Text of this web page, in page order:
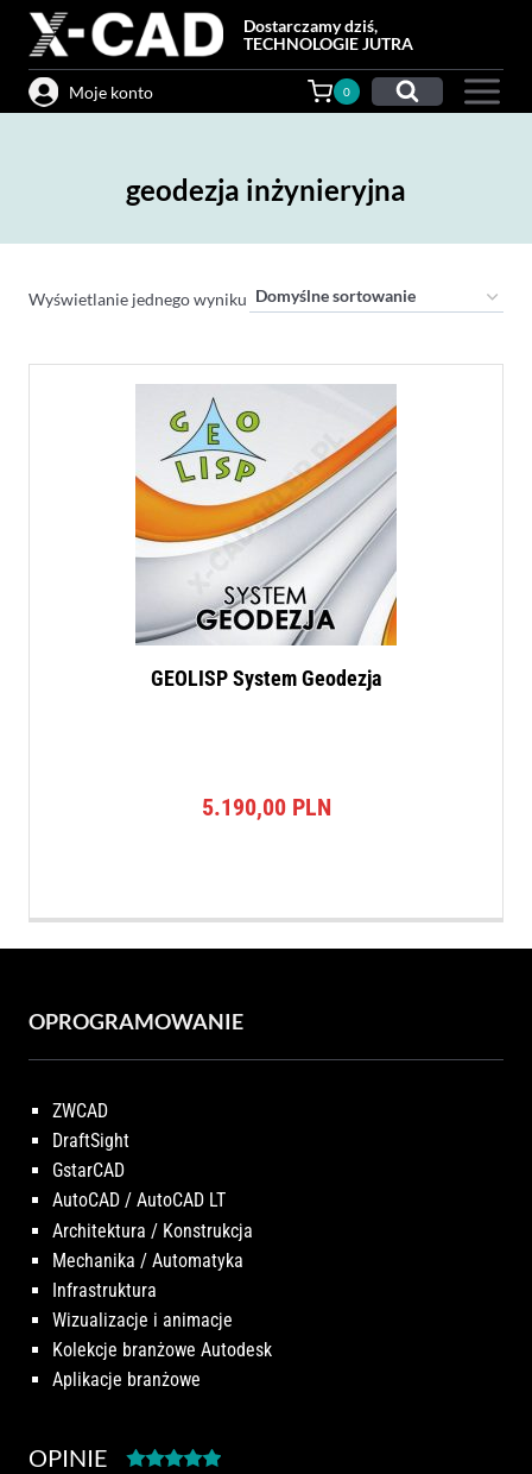
Przejdź
treści
Dostarczamy dziś,
TECHNOLOGIE JUTRA
Moje konto 0
geodezja inżynieryjna
Wyświetlanie jednego wyniku
GEOLISP System Geodezja
5.190,00 PLN
OPROGRAMOWANIE
ZWCAD
DraftSight
GstarCAD
AutoCAD / AutoCAD LT
Architektura / Konstrukcja
Mechanika / Automatyka
Infrastruktura
Wizualizacje i animacje
Kolekcje branżowe Autodesk
Aplikacje branżowe
OPINIE